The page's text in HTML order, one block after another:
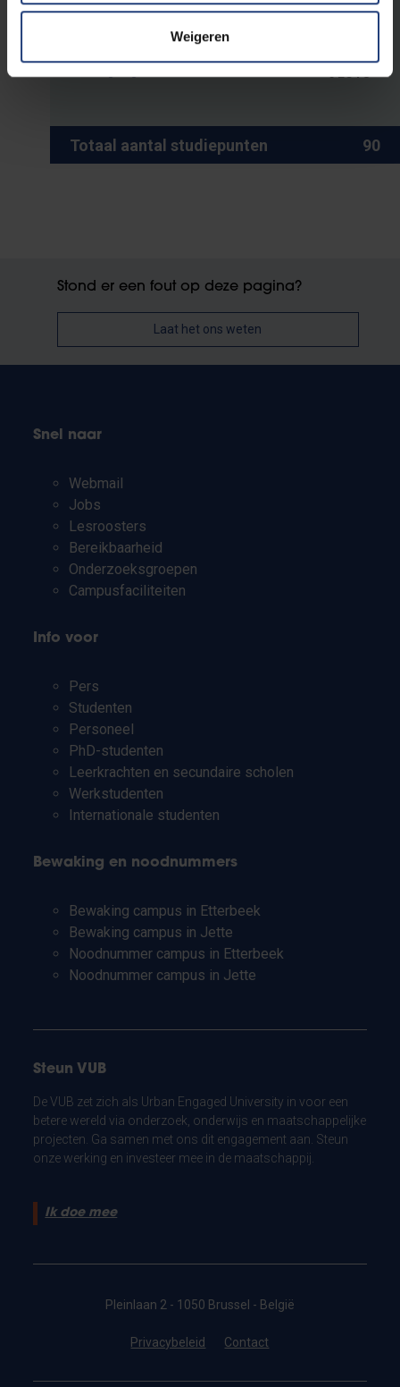
Weigeren
6 ECTS
Totaal aantal studiepunten 90
Stond er een fout op deze pagina?
Laat het ons weten
Snel naar
Webmail
Jobs
Lesroosters
Bereikbaarheid
Onderzoeksgroepen
Campusfaciliteiten
Info voor
Pers
Studenten
Personeel
PhD-studenten
Leerkrachten en secundaire scholen
Werkstudenten
Internationale studenten
Bewaking en noodnummers
Bewaking campus in Etterbeek
Bewaking campus in Jette
Noodnummer campus in Etterbeek
Noodnummer campus in Jette
Steun VUB
De VUB zet zich als Urban Engaged University in voor een
betere wereld via onderzoek, onderwijs en maatschappelijke
projecten. Ga samen met ons dit engagement aan. Steun
onze werking en investeer mee in de maatschappij.
Ik doe mee
Pleinlaan 2 - 1050 Brussel - België
Privacybeleid Contact